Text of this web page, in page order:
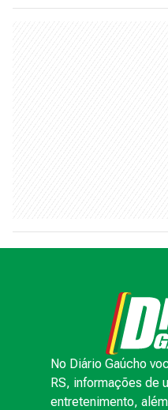
No Diário Gaúcho
RS, informações de
entretenimento,